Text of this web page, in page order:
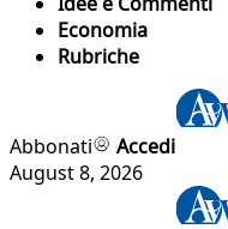
Economia
Rubriche
Abbonati
Accedi
August 8, 2026